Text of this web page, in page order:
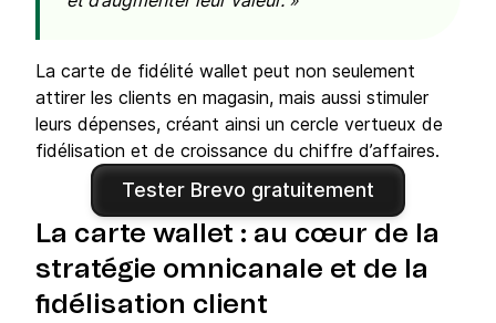
La carte de fidélité wallet peut non seulement
attirer les clients en magasin, mais aussi stimuler
leurs dépenses, créant ainsi un cercle vertueux de
fidélisation et de croissance du chiffre d’affaires.
Tester Brevo gratuitement
La carte wallet : au cœur de la
stratégie omnicanale et de la
fidélisation client